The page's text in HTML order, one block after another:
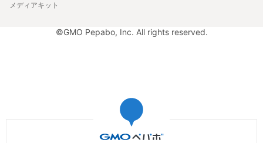
メディアキット
©GMO Pepabo, Inc. All rights reserved.